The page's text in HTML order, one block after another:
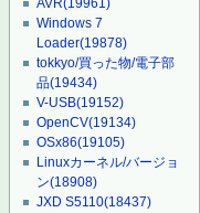
AVR(19961)
Windows 7
Loader(19878)
tokkyo/買った物/電子部
品(19434)
V-USB(19152)
OpenCV(19134)
OSx86(19105)
Linuxカーネル/バージョ
ン(18908)
JXD S5110(18437)